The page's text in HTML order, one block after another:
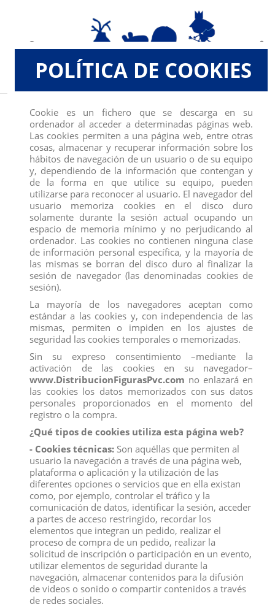
TORO BRAVO CARA BLANCA TROTANDO
Deqube
Referencia 10011
Toro bravo Cara blanca trotando, réplica animal a escala pintada a
mano con el máximo de detalles, figura fabricada en resina. Forma
parte de una colección de toros con diferentes pelajes y
posiciones (trotando o embistiendo).
POLÍTICA DE COOKIES
Cookie es un fichero que se descarga en su
ordenador al acceder a determinadas páginas web.
Las cookies permiten a una página web, entre otras
cosas, almacenar y recuperar información sobre los
hábitos de navegación de un usuario o de su equipo
y, dependiendo de la información que contengan y
de la forma en que utilice su equipo, pueden
utilizarse para reconocer al usuario. El navegador del
usuario memoriza cookies en el disco duro
solamente durante la sesión actual ocupando un
espacio de memoria mínimo y no perjudicando al
ordenador. Las cookies no contienen ninguna clase
de información personal específica, y la mayoría de
las mismas se borran del disco duro al finalizar la
sesión de navegador (las denominadas cookies de
sesión).
La mayoría de los navegadores aceptan como
estándar a las cookies y, con independencia de las
mismas, permiten o impiden en los ajustes de
seguridad las cookies temporales o memorizadas.
Sin su expreso consentimiento –mediante la
activación de las cookies en su navegador–
www.DistribucionFigurasPvc.com no enlazará en
las cookies los datos memorizados con sus datos
personales proporcionados en el momento del
registro o la compra.
¿Qué tipos de cookies utiliza esta página web?
- Cookies técnicas: Son aquéllas que permiten al
usuario la navegación a través de una página web,
plataforma o aplicación y la utilización de las
diferentes opciones o servicios que en ella existan
como, por ejemplo, controlar el tráfico y la
comunicación de datos, identificar la sesión, acceder
a partes de acceso restringido, recordar los
elementos que integran un pedido, realizar el
proceso de compra de un pedido, realizar la
solicitud de inscripción o participación en un evento,
utilizar elementos de seguridad durante la
navegación, almacenar contenidos para la difusión
de videos o sonido o compartir contenidos a través
de redes sociales.